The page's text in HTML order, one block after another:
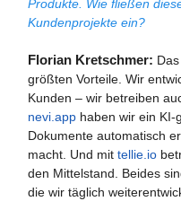
Produkte. Wie fließen
Kundenprojekte ein?
Florian Kretschmer:
größten Vorteile. Wir
Kunden – wir betreiben
nevi.apphaben wir ein KI-
Dokumente automatisch
macht. Und mit tellie.io
den Mittelstand. Beides
die wir täglich